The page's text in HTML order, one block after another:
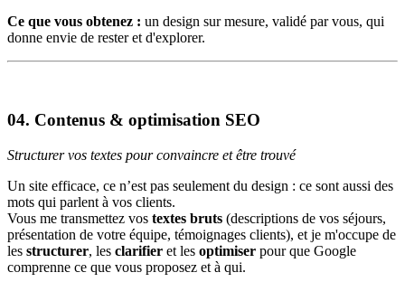
Ce que vous obtenez : un design sur mesure, validé par vous, qui
donne envie de rester et d'explorer.
04. Contenus & optimisation SEO
Structurer vos textes pour convaincre et être trouvé
Un site efficace, ce n’est pas seulement du design : ce sont aussi des
mots qui parlent à vos clients.
Vous me transmettez vos textes bruts (descriptions de vos séjours,
présentation de votre équipe, témoignages clients), et je m'occupe de
les structurer, les clarifier et les optimiser pour que Google
comprenne ce que vous proposez et à qui.